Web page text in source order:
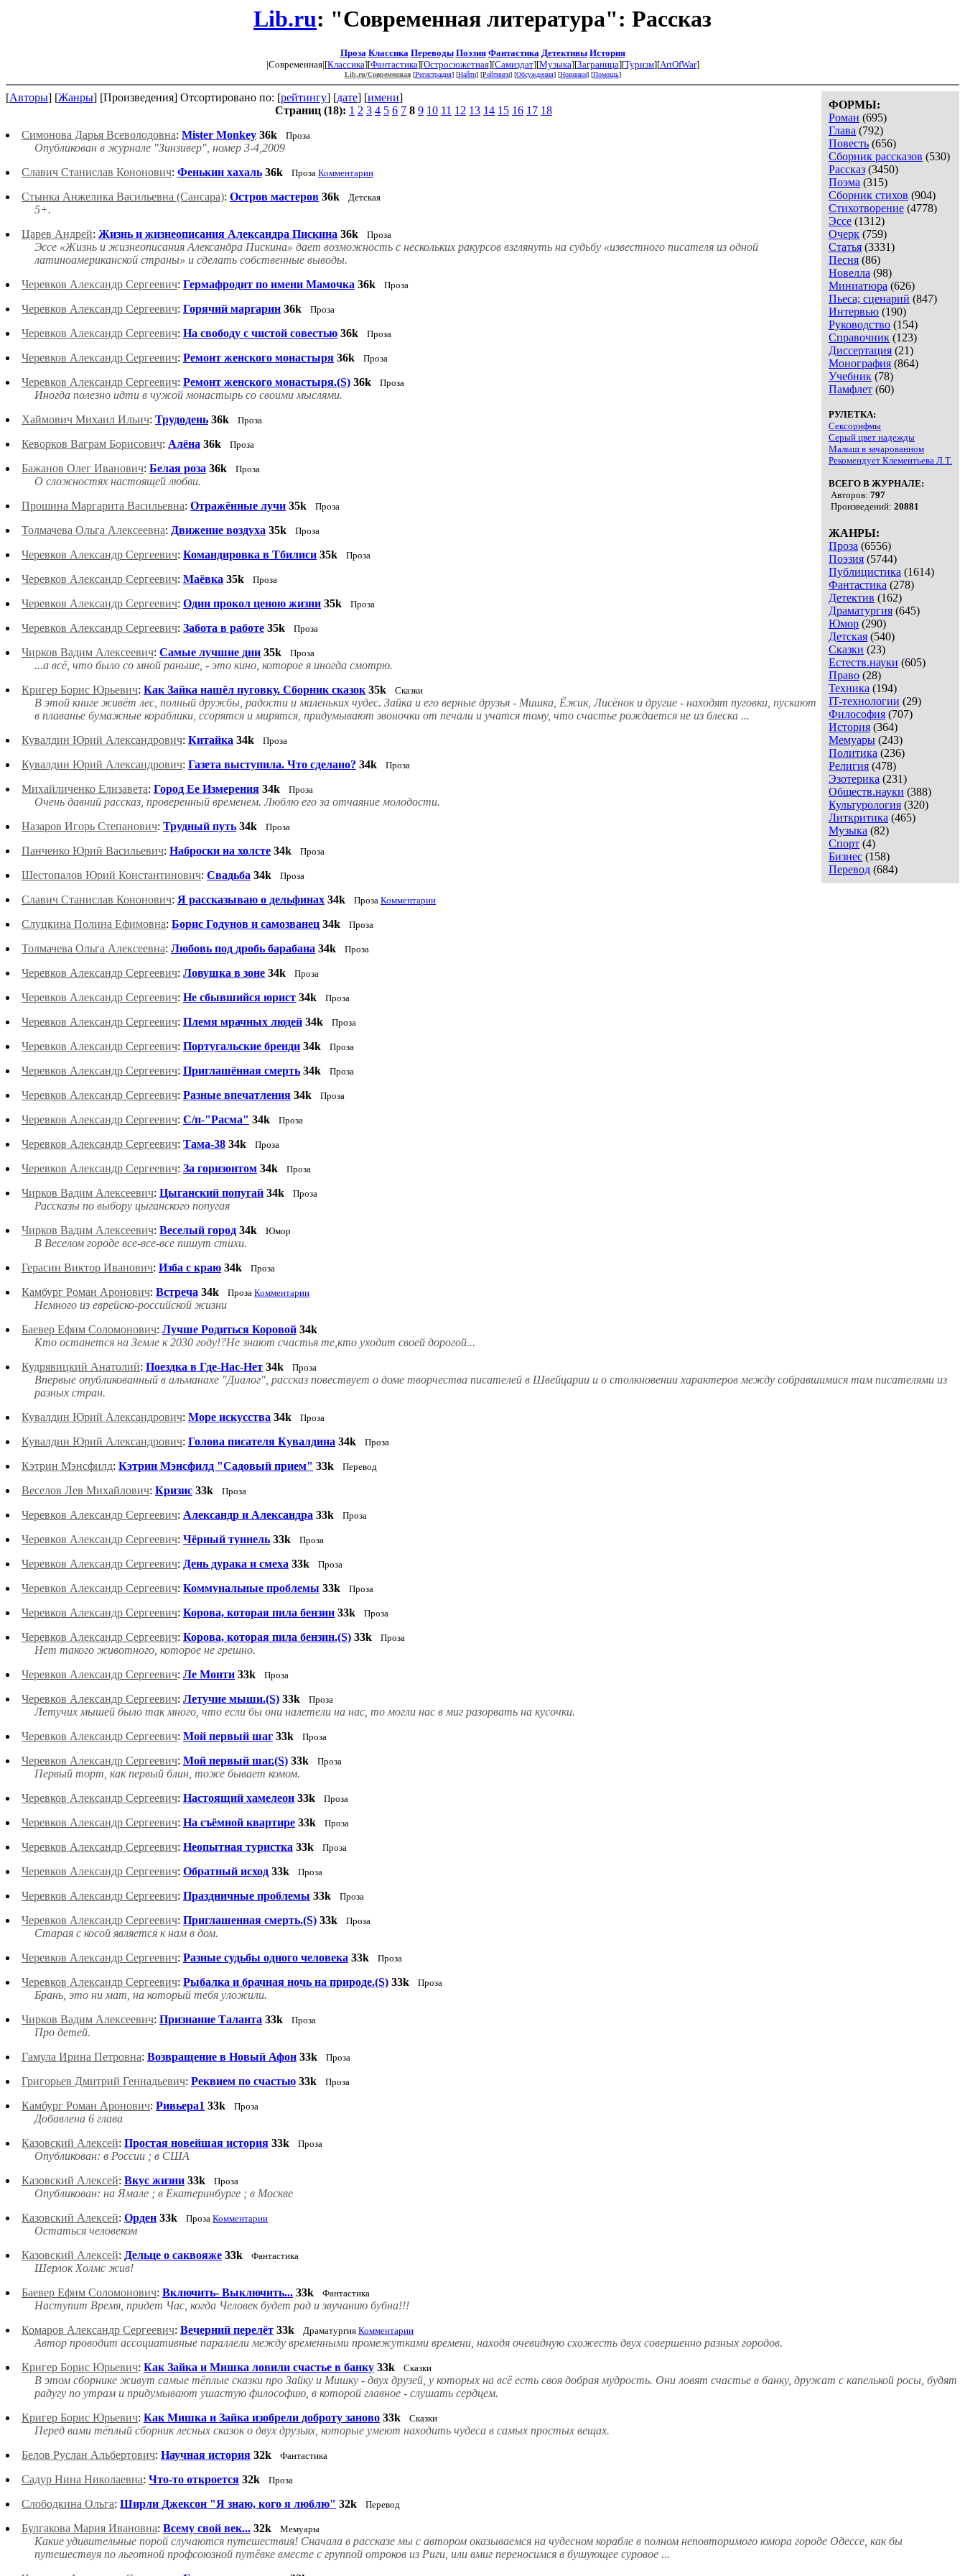
Lib.ru: "Современная литература": Рассказ
Проза Классика Переводы Поэзия Фантастика Детективы История
|Современная|[Классика][Фантастика][Остросюжетная][Самиздат][Музыка][Заграница][Туризм][ArtOfWar]
Lib.ru/Современная[Регистрация] [Найти] [Рейтинги] [Обсуждения] [Новинки] [Помощь]
[Авторы] [Жанры] [Произведения] Отсортировано по: [рейтингу] [дате] [имени]
ФОРМЫ:
Роман (695)
Глава (792)
Повесть (656)
Сборник рассказов (530)
Рассказ (3450)
Поэма (315)
Сборник стихов (904)
Стихотворение (4778)
Эссе (1312)
Очерк (759)
Статья (3331)
Песня (86)
Новелла (98)
Миниатюра (626)
Пьеса; сценарий (847)
Интервью (190)
Руководство (154)
Справочник (123)
Диссертация (21)
Монография (864)
Учебник (78)
Памфлет (60)
РУЛЕТКА:
Сексорифмы
Серый цвет надежды
Малыш в зачарованном
Рекомендует Клементьева Л.Т.
ВСЕГО В ЖУРНАЛЕ:
Авторов: 797
Произведений: 20881
ЖАНРЫ:
Проза (6556)
Поэзия (5744)
Публицистика (1614)
Фантастика (278)
Детектив (162)
Драматургия (645)
Юмор (290)
Детская (540)
Сказки (23)
Естеств.науки (605)
Право (28)
Техника (194)
IT-технологии (29)
Философия (707)
История (364)
Мемуары (243)
Политика (236)
Религия (478)
Эзотерика (231)
Обществ.науки (388)
Культурология (320)
Литкритика (465)
Музыка (82)
Спорт (4)
Бизнес (158)
Перевод (684)
Страниц (18): 1 2 3 4 5 6 7 8 9 10 11 12 13 14 15 16 17 18
Симонова Дарья Всеволодовна: Mister Monkey 36k Проза
Опубликован в журнале "Зинзивер", номер 3-4,2009
Славич Станислав Кононович: Фенькин хахаль 36k Проза Комментарии
Стынка Анжелика Васильевна (Сансара): Остров мастеров 36k Детская
5+.
Царев Андрей: Жизнь и жизнеописания Александра Пискина 36k Проза
Эссе «Жизнь и жизнеописания Александра Пискина» дает возможность с нескольких ракурсов взглянуть на судьбу «известного писателя из одной
латиноамериканской страны» и сделать собственные выводы.
Черевков Александр Сергеевич: Гермафродит по имени Мамочка 36k Проза
Черевков Александр Сергеевич: Горячий маргарин 36k Проза
Черевков Александр Сергеевич: На свободу с чистой совестью 36k Проза
Черевков Александр Сергеевич: Ремонт женского монастыря 36k Проза
Черевков Александр Сергеевич: Ремонт женского монастыря.(S) 36k Проза
Иногда полезно идти в чужой монастырь со своими мыслями.
Хаймович Михаил Ильич: Трудодень 36k Проза
Кеворков Ваграм Борисович: Алёна 36k Проза
Бажанов Олег Иванович: Белая роза 36k Проза
О сложностях настоящей любви.
Прошина Маргарита Васильевна: Отражённые лучи 35k Проза
Толмачева Ольга Алексеевна: Движение воздуха 35k Проза
Черевков Александр Сергеевич: Командировка в Тбилиси 35k Проза
Черевков Александр Сергеевич: Маёвка 35k Проза
Черевков Александр Сергеевич: Один прокол ценою жизни 35k Проза
Черевков Александр Сергеевич: Забота в работе 35k Проза
Чирков Вадим Алексеевич: Самые лучшие дни 35k Проза
...а всё, что было со мной раньше, - это кино, которое я иногда смотрю.
Кригер Борис Юрьевич: Как Зайка нашёл пуговку. Сборник сказок 35k Сказки
В этой книге живёт лес, полный дружбы, радости и маленьких чудес. Зайка и его верные друзья - Мишка, Ёжик, Лисёнок и другие - находят пуговки, пускают
в плаванье бумажные кораблики, ссорятся и мирятся, придумывают звоночки от печали и учатся тому, что счастье рождается не из блеска ...
Кувалдин Юрий Александрович: Китайка 34k Проза
Кувалдин Юрий Александрович: Газета выступила. Что сделано? 34k Проза
Михайличенко Елизавета: Город Ее Измерения 34k Проза
Очень давний рассказ, проверенный временем. Люблю его за отчаяние молодости.
Назаров Игорь Степанович: Трудный путь 34k Проза
Панченко Юрий Васильевич: Наброски на холсте 34k Проза
Шестопалов Юрий Константинович: Свадьба 34k Проза
Славич Станислав Кононович: Я рассказываю о дельфинах 34k Проза Комментарии
Слуцкина Полина Ефимовна: Борис Годунов и самозванец 34k Проза
Толмачева Ольга Алексеевна: Любовь под дробь барабана 34k Проза
Черевков Александр Сергеевич: Ловушка в зоне 34k Проза
Черевков Александр Сергеевич: Не сбывшийся юрист 34k Проза
Черевков Александр Сергеевич: Племя мрачных людей 34k Проза
Черевков Александр Сергеевич: Португальские бренди 34k Проза
Черевков Александр Сергеевич: Приглашённая смерть 34k Проза
Черевков Александр Сергеевич: Разные впечатления 34k Проза
Черевков Александр Сергеевич: С/п-"Расма" 34k Проза
Черевков Александр Сергеевич: Тама-38 34k Проза
Черевков Александр Сергеевич: За горизонтом 34k Проза
Чирков Вадим Алексеевич: Цыганский попугай 34k Проза
Рассказы по выбору цыганского попугая
Чирков Вадим Алексеевич: Веселый город 34k Юмор
В Веселом городе все-все-все пишут стихи.
Герасин Виктор Иванович: Изба с краю 34k Проза
Камбург Роман Аронович: Встреча 34k Проза Комментарии
Немного из еврейско-российской жизни
Баевер Ефим Соломонович: Лучше Родиться Коровой 34k
Кто останется на Земле к 2030 году!?Не знают счастья те,кто уходит своей дорогой...
Кудрявицкий Анатолий: Поездка в Где-Нас-Нет 34k Проза
Впервые опубликованный в альманахе "Диалог", рассказ повествует о доме творчества писателей в Швейцарии и о столкновении характеров между собравшимися там писателями из
разных стран.
Кувалдин Юрий Александрович: Море искусства 34k Проза
Кувалдин Юрий Александрович: Голова писателя Кувалдина 34k Проза
Кэтрин Мэнсфилд: Кэтрин Мэнсфилд "Садовый прием" 33k Перевод
Веселов Лев Михайлович: Кризис 33k Проза
Черевков Александр Сергеевич: Александр и Александра 33k Проза
Черевков Александр Сергеевич: Чёрный туннель 33k Проза
Черевков Александр Сергеевич: День дурака и смеха 33k Проза
Черевков Александр Сергеевич: Коммунальные проблемы 33k Проза
Черевков Александр Сергеевич: Корова, которая пила бензин 33k Проза
Черевков Александр Сергеевич: Корова, которая пила бензин.(S) 33k Проза
Нет такого животного, которое не грешно.
Черевков Александр Сергеевич: Ле Монти 33k Проза
Черевков Александр Сергеевич: Летучие мыши.(S) 33k Проза
Летучих мышей было так много, что если бы они налетели на нас, то могли нас в миг разорвать на кусочки.
Черевков Александр Сергеевич: Мой первый шаг 33k Проза
Черевков Александр Сергеевич: Мой первый шаг.(S) 33k Проза
Первый торт, как первый блин, тоже бывает комом.
Черевков Александр Сергеевич: Настоящий хамелеон 33k Проза
Черевков Александр Сергеевич: На съёмной квартире 33k Проза
Черевков Александр Сергеевич: Неопытная туристка 33k Проза
Черевков Александр Сергеевич: Обратный исход 33k Проза
Черевков Александр Сергеевич: Праздничные проблемы 33k Проза
Черевков Александр Сергеевич: Приглашенная смерть.(S) 33k Проза
Старая с косой является к нам в дом.
Черевков Александр Сергеевич: Разные судьбы одного человека 33k Проза
Черевков Александр Сергеевич: Рыбалка и брачная ночь на природе.(S) 33k Проза
Брань, это ни мат, на который тебя уложили.
Чирков Вадим Алексеевич: Признание Таланта 33k Проза
Про детей.
Гамула Ирина Петровна: Возвращение в Новый Афон 33k Проза
Григорьев Дмитрий Геннадьевич: Реквием по счастью 33k Проза
Камбург Роман Аронович: Ривьера1 33k Проза
Добавлена 6 глава
Казовский Алексей: Простая новейшая история 33k Проза
Опубликован: в России ; в США
Казовский Алексей: Вкус жизни 33k Проза
Опубликован: на Ямале ; в Екатеринбурге ; в Москве
Казовский Алексей: Орден 33k Проза Комментарии
Остаться человеком
Казовский Алексей: Дельце о саквояже 33k Фантастика
Шерлок Холмс жив!
Баевер Ефим Соломонович: Включить- Выключить... 33k Фантастика
Наступит Время, придет Час, когда Человек будет рад и звучанию бубна!!!
Комаров Александр Сергеевич: Вечерний перелёт 33k Драматургия Комментарии
Автор проводит ассоциативные параллели между временными промежутками времени, находя очевидную схожесть двух совершенно разных городов.
Кригер Борис Юрьевич: Как Зайка и Мишка ловили счастье в банку 33k Сказки
В этом сборнике живут самые тёплые сказки про Зайку и Мишку - двух друзей, у которых на всё есть своя добрая мудрость. Они ловят счастье в банку, дружат с капелькой росы, будят
радугу по утрам и придумывают ушастую философию, в которой главное - слушать сердцем.
Кригер Борис Юрьевич: Как Мишка и Зайка изобрели доброту заново 33k Сказки
Перед вами тёплый сборник лесных сказок о двух друзьях, которые умеют находить чудеса в самых простых вещах.
Белов Руслан Альбертович: Научная история 32k Фантастика
Садур Нина Николаевна: Что-то откроется 32k Проза
Слободкина Ольга: Ширли Джексон "Я знаю, кого я люблю" 32k Перевод
Булгакова Мария Ивановна: Всему свой век... 32k Мемуары
Какие удивительные порой случаются путешествия! Сначала в рассказе мы с автором оказываемся на чудесном корабле в полном неповторимого юмора городе Одессе, как бы
путешествуя по льготной профсоюзной путёвке вместе с группой отроков из Риги, или вмиг переносимся в бушующее суровое ...